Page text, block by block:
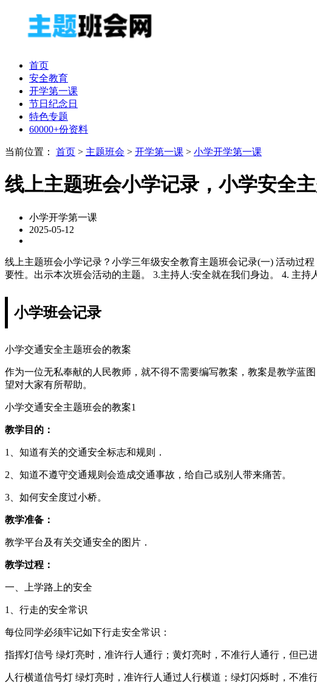
首页
安全教育
开学第一课
节日纪念日
特色专题
60000+份资料
当前位置： 首页 > 主题班会 > 开学第一课 > 小学开学第一课
线上主题班会小学记录，小学安全
小学开学第一课
2025-05-12
线上主题班会小学记录？小学三年级安全教育主题班会记录(一) 活动过
要性。出示本次班会活动的主题。 3.主持人:安全就在我们身边。 4. 主
小学班会记录
小学交通安全主题班会的教案
作为一位无私奉献的人民教师，就不得不需要编写教案，教案是教学蓝
望对大家有所帮助。
小学交通安全主题班会的教案1
教学目的：
1、知道有关的交通安全标志和规则．
2、知道不遵守交通规则会造成交通事故，给自己或别人带来痛苦。
3、如何安全度过小桥。
教学准备：
教学平台及有关交通安全的图片．
教学过程：
一、上学路上的安全
1、行走的安全常识
每位同学必须牢记如下行走安全常识：
指挥灯信号 绿灯亮时，准许行人通行；黄灯亮时，不准行人通行，但已
人行横道信号灯 绿灯亮时，准许行人通过人行横道；绿灯闪烁时，不准